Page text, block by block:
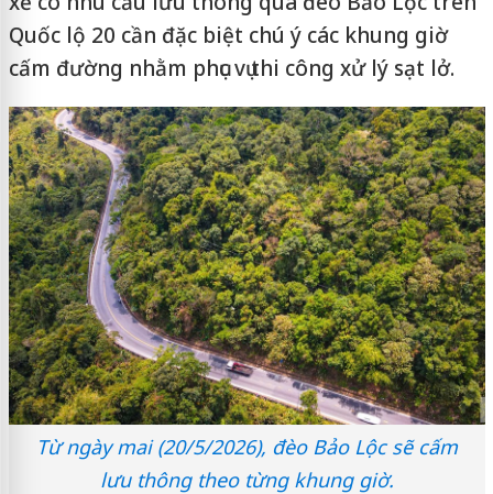
Quốc lộ 20 cần đặc biệt chú ý các khung giờ
cấm đường nhằm phục vụ thi công xử lý sạt lở.
Từ ngày mai (20/5/2026), đèo Bảo Lộc sẽ cấm
lưu thông theo từng khung giờ.